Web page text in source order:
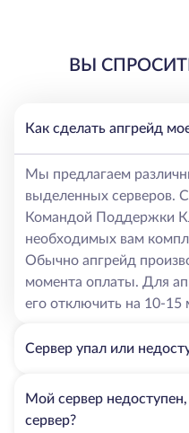
ВЫ
Как сделать апгрейд
Мы предлагаем
выделенных серверов.
Командой Поддержки
необходимых вам
Обычно апгрейд
момента оплаты. Для
его отключить на 10-15
Сервер упал или
Мой сервер недоступен,
сервер?